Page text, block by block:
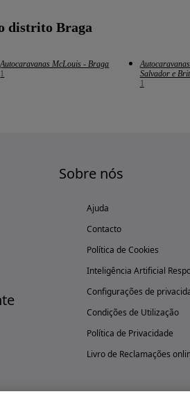
distrito Braga
Autocaravanas McLouis - Braga
1
Salvador e
1
Sobre nós
Ajuda
Contacto
Política de Cookies
Inteligência Artificial
Configurações de
Condições de Utilização
Política de Privacidade
Livro de Reclamações